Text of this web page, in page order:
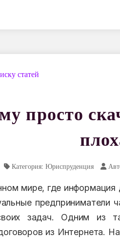
статей
просто
Категория: Юриспруденция
мире, где
предприниматели
задач. Одним из
из Интернета.